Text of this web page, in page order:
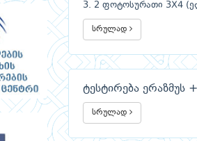
3. 2 ფოტოსურათი 3X4
სრულად
ტესტირება ერაზმუს
სრულად